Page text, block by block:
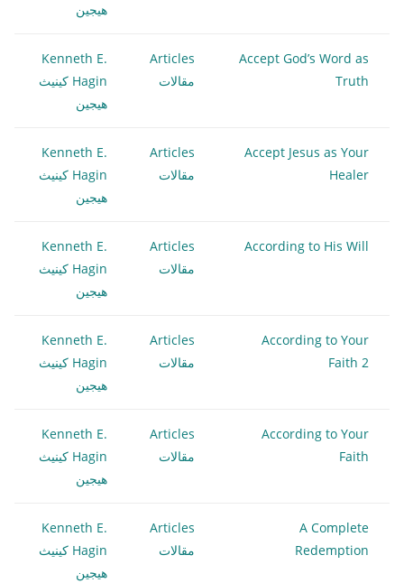
هيجين
Accept God’s Word as
Truth
Articles
مقالات
Kenneth E.
Hagin كينيث
هيجين
Accept Jesus as Your
Healer
Articles
مقالات
Kenneth E.
Hagin كينيث
هيجين
According to His Will
Articles
مقالات
Kenneth E.
Hagin كينيث
هيجين
According to Your
Faith 2
Articles
مقالات
Kenneth E.
Hagin كينيث
هيجين
According to Your
Faith
Articles
مقالات
Kenneth E.
Hagin كينيث
هيجين
A Complete
Redemption
Articles
مقالات
Kenneth E.
Hagin كينيث
هيجين